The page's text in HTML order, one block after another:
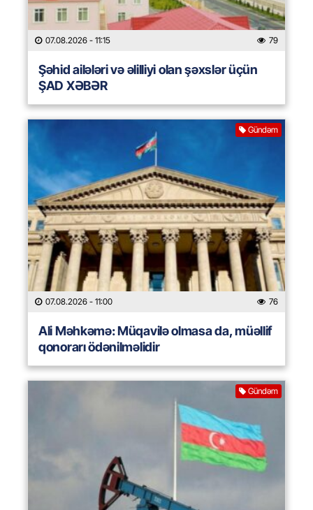
07.08.2026 - 11:15 79
Şəhid ailələri və əlilliyi olan şəxslər üçün
ŞAD XƏBƏR
Gündəm
07.08.2026 - 11:00 76
Ali Məhkəmə: Müqavilə olmasa da, müəllif
qonorarı ödənilməlidir
Gündəm